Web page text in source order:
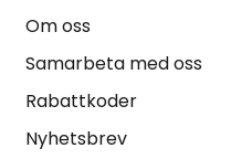
Om oss
Samarbeta med oss
Rabattkoder
Nyhetsbrev